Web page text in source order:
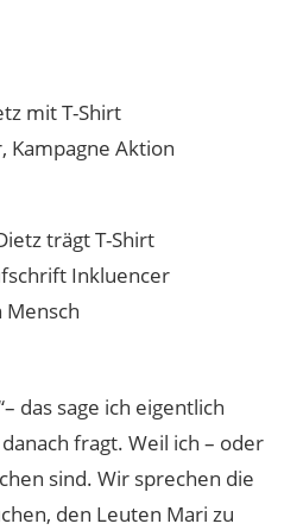
das sage ich eigentlich
fragt. Weil ich – oder
sind. Wir sprechen die
den Leuten Mari zu